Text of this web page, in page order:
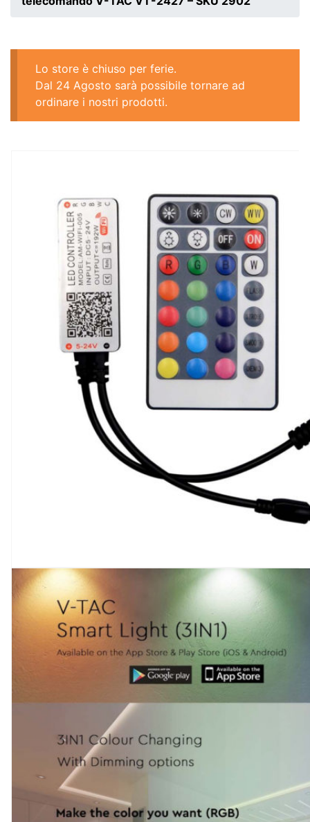
Lo store è chiuso per ferie.
Dal 24 Agosto sarà possibile tornare ad
ordinare i nostri prodotti.